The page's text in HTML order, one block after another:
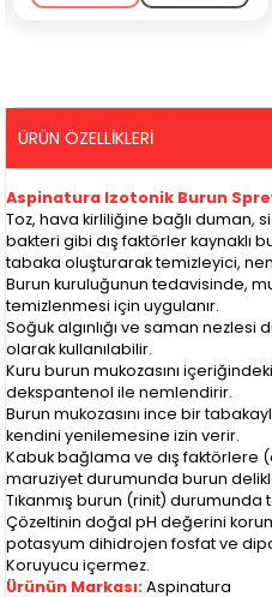
ÜRÜN ÖZELLIKLERI
Aspinatura Izotonik Burun
Toz, hava kirliliğine bağlı duman,
bakteri gibi dış faktörler kaynaklı
tabaka oluşturarak temizleyici,
Burun kuruluğunun tedavisinde,
temizlenmesi için uygulanır.
Soğuk algınlığı ve saman
olarak kullanılabilir.
Kuru burun mukozasını
dekspantenol ile nemlendirir.
Burun mukozasını ince bir
kendini yenilemesine izin verir.
Kabuk bağlama ve dış faktörlere
maruziyet durumunda burun
Tıkanmış burun (rinit) durumunda
Çözeltinin doğal pH değerini
potasyum dihidrojen fosfat ve
Koruyucu içermez.
Ürünün Markası: Aspinatura